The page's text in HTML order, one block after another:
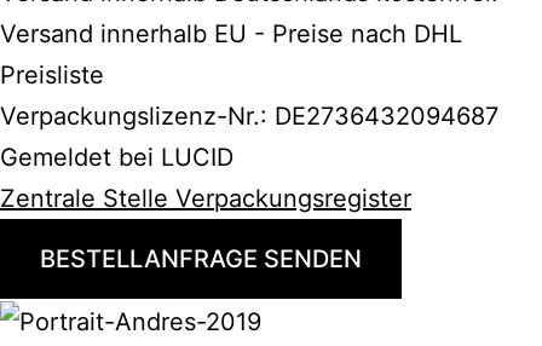
Versand innerhalb EU - Preise nach DHL
Preisliste
Verpackungslizenz-Nr.: DE2736432094687
Gemeldet bei LUCID
Zentrale Stelle Verpackungsregister
BESTELLANFRAGE SENDEN